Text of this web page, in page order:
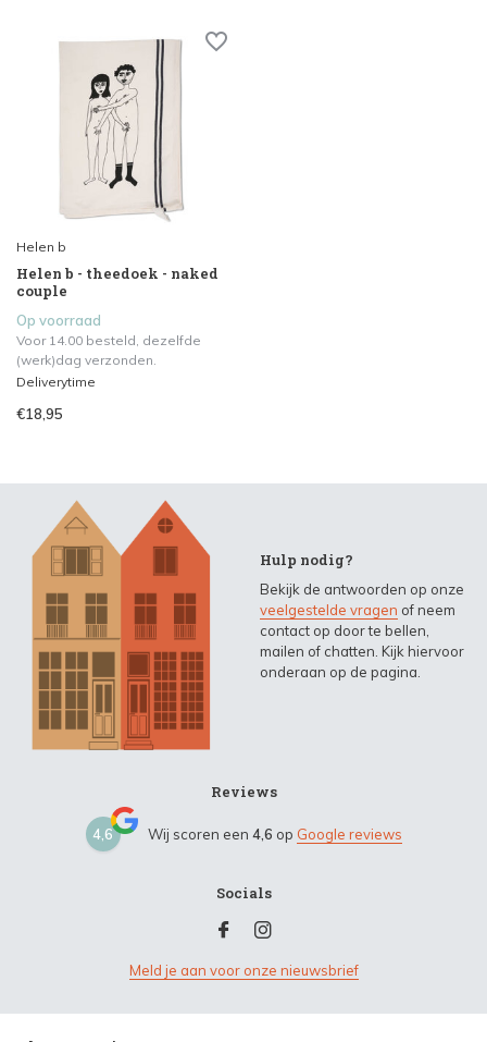
Helen b
Helen b - theedoek - naked
couple
Op voorraad
Voor 14.00 besteld, dezelfde
(werk)dag verzonden.
Deliverytime
€18,95
Hulp nodig?
Bekijk de antwoorden op onze
veelgestelde vragen of neem
contact op door te bellen,
mailen of chatten. Kijk hiervoor
onderaan op de pagina.
Reviews
4,6 Wij scoren een 4,6 op Google reviews
Socials
Meld je aan voor onze nieuwsbrief